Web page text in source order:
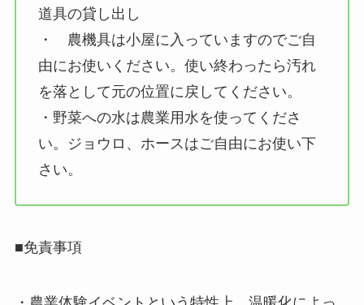
道具の貸し出し
・ 農機具は小屋に入っていますのでご自
由にお使いください。使い終わったら汚れ
を落として元の位置に戻してください。
・野菜への水は農業用水を使ってくださ
い。ジョウロ、ホースはご自由にお使い下
さい。
■免責事項